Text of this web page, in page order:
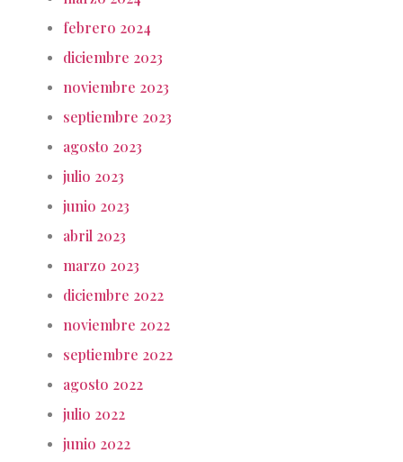
febrero 2024
diciembre 2023
noviembre 2023
septiembre 2023
agosto 2023
julio 2023
junio 2023
abril 2023
marzo 2023
diciembre 2022
noviembre 2022
septiembre 2022
agosto 2022
julio 2022
junio 2022